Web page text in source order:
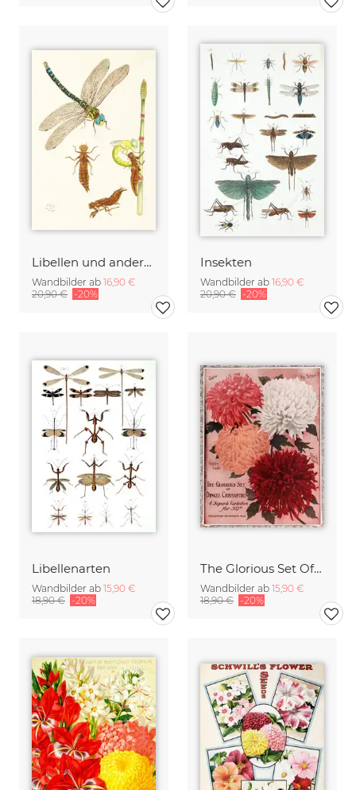
Libellen und andere Insekten
Wandbilder ab 16,90 €
20,90 € -20%
Insekten
Wandbilder ab 16,90 €
20,90 € -20%
Libellenarten
Wandbilder ab 15,90 €
18,90 € -20%
The Glorious Set Of Dingee Chrysanthemums
Wandbilder ab 15,90 €
18,90 € -20%